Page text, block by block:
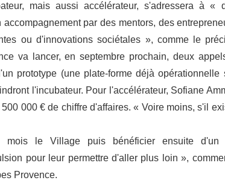
mais aussi accélérateur, s'adressera à «
par des mentors, des
ou d'innovations sociétales », comme le
va lancer, en septembre prochain, deux
prototype (une plate-forme déjà opérationnelle
l'incubateur. Pour l'accélérateur, Sofiane
000 € de chiffre d'affaires. « Voire moins, s'il
mois le Village puis bénéficier ensuite d'un
pour leur permettre d'aller plus loin »,
Provence.